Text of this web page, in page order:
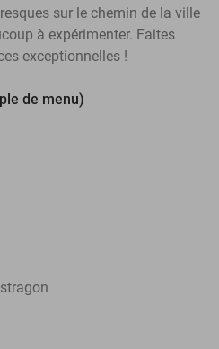
sur le chemin de la ville
à expérimenter. Faites
exceptionnelles !
de menu)